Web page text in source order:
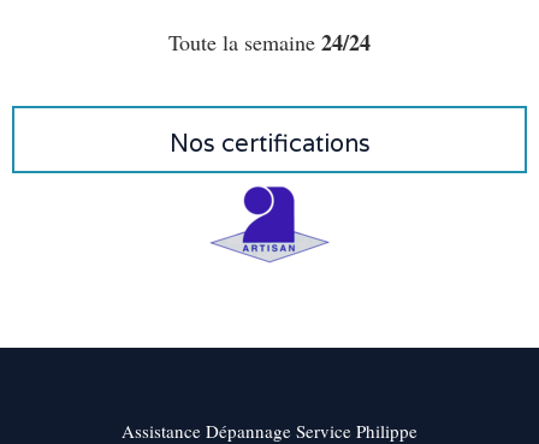
Toute la semaine 24/24
Nos certifications
Assistance Dépannage Service Philippe